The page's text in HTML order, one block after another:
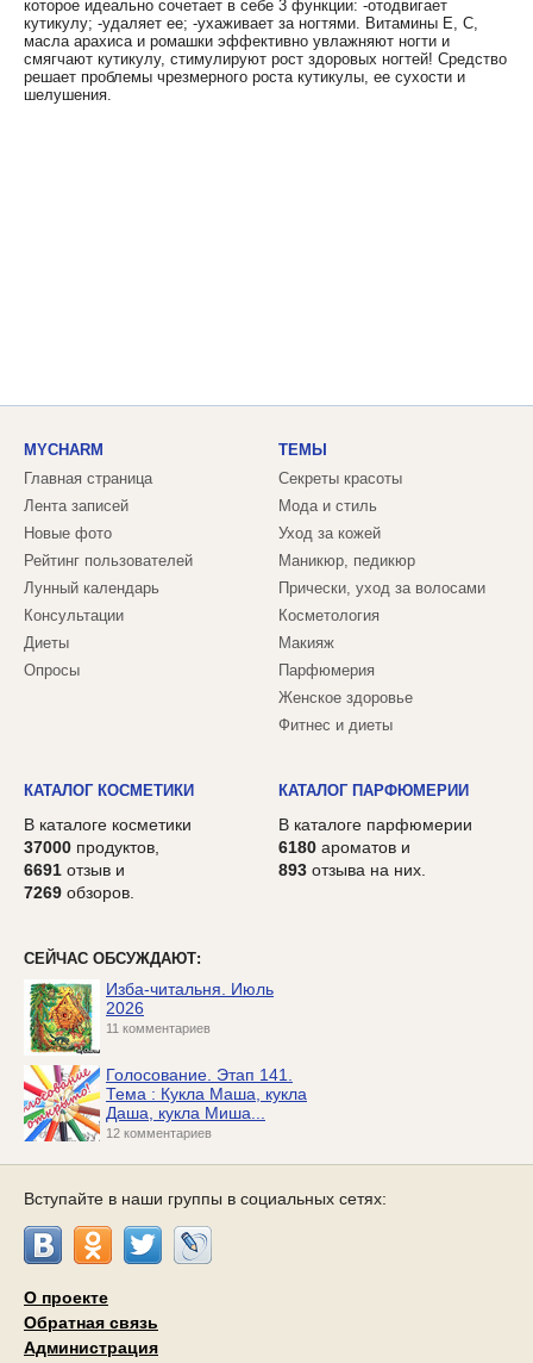
которое идеально сочетает в себе 3 функции: -отодвигает
кутикулу; -удаляет ее; -ухаживает за ногтями. Витамины Е, С,
масла арахиса и ромашки эффективно увлажняют ногти и
смягчают кутикулу, стимулируют рост здоровых ногтей! Средство
решает проблемы чрезмерного роста кутикулы, ее сухости и
шелушения.
MYCHARM
Главная страница
Лента записей
Новые фото
Рейтинг пользователей
Лунный календарь
Консультации
Диеты
Опросы
ТЕМЫ
Секреты красоты
Мода и стиль
Уход за кожей
Маникюр, педикюр
Прически, уход за волосами
Косметология
Макияж
Парфюмерия
Женское здоровье
Фитнес и диеты
КАТАЛОГ КОСМЕТИКИ
В каталоге косметики
37000 продуктов,
6691 отзыв и
7269 обзоров.
КАТАЛОГ ПАРФЮМЕРИИ
В каталоге парфюмерии
6180 ароматов и
893 отзыва на них.
СЕЙЧАС ОБСУЖДАЮТ:
Изба-читальня. Июль
2026
11 комментариев
Голосование. Этап 141.
Тема : Кукла Маша, кукла
Даша, кукла Миша...
12 комментариев
Вступайте в наши группы в социальных сетях:
О проекте
Обратная связь
Администрация